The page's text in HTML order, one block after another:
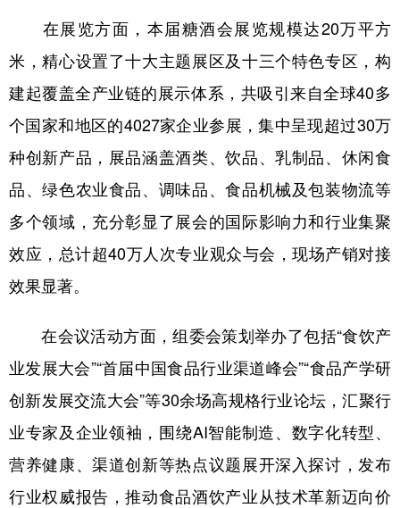
新疆 内蒙古 黑龙江
多语种频道
English Español Français عربى
Русский язык 日本語 한국어
Deutsch Português
在展览方面，本届糖酒会展览规模达20万平方
米，精心设置了十大主题展区及十三个特色专区，构
建起覆盖全产业链的展示体系，共吸引来自全球40多
个国家和地区的4027家企业参展，集中呈现超过30万
种创新产品，展品涵盖酒类、饮品、乳制品、休闲食
品、绿色农业食品、调味品、食品机械及包装物流等
多个领域，充分彰显了展会的国际影响力和行业集聚
效应，总计超40万人次专业观众与会，现场产销对接
效果显著。
在会议活动方面，组委会策划举办了包括“食饮产
业发展大会”“首届中国食品行业渠道峰会”“食品产学研
创新发展交流大会”等30余场高规格行业论坛，汇聚行
业专家及企业领袖，围绕AI智能制造、数字化转型、
营养健康、渠道创新等热点议题展开深入探讨，发布
行业权威报告，推动食品酒饮产业从技术革新迈向价